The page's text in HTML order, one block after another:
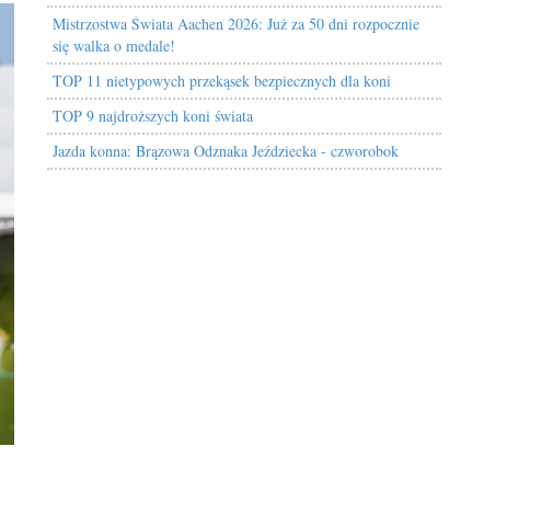
Mistrzostwa Świata Aachen 2026: Już za 50 dni rozpocznie
się walka o medale!
TOP 11 nietypowych przekąsek bezpiecznych dla koni
TOP 9 najdroższych koni świata
Jazda konna: Brązowa Odznaka Jeździecka - czworobok